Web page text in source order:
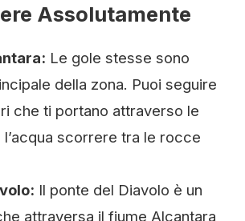
Assolutamente
Le gole stesse sono
della zona. Puoi seguire
che ti portano attraverso le
scorrere tra le rocce
Il ponte del Diavolo è un
attraversa il fiume Alcantara